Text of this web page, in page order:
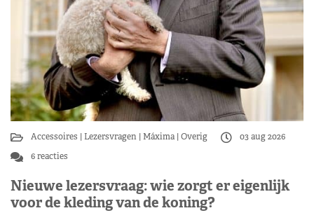
Accessoires Lezersvragen Máxima Overig
03 aug 2026
6 reacties
Nieuwe lezersvraag: wie zorgt er eigenlijk
voor de kleding van de koning?